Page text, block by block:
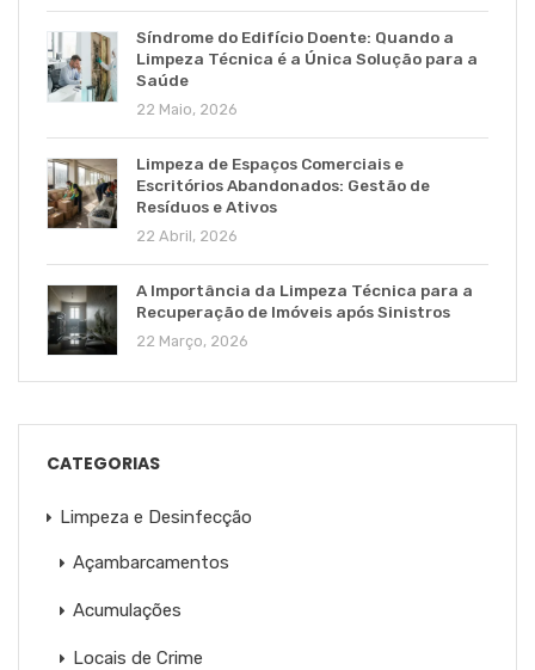
Síndrome do Edifício Doente: Quando a
Limpeza Técnica é a Única Solução para a
Saúde
22 Maio, 2026
Limpeza de Espaços Comerciais e
Escritórios Abandonados: Gestão de
Resíduos e Ativos
22 Abril, 2026
A Importância da Limpeza Técnica para a
Recuperação de Imóveis após Sinistros
22 Março, 2026
CATEGORIAS
Limpeza e Desinfecção
Açambarcamentos
Acumulações
Locais de Crime